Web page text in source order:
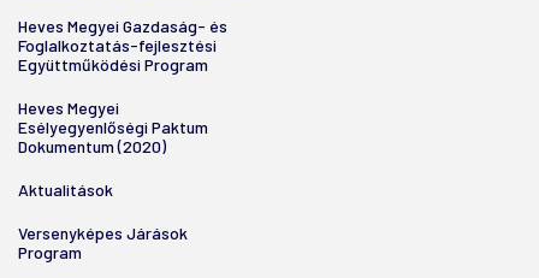
Heves Megyei Gazdaság- és
Foglalkoztatás-fejlesztési
Együttműködési Program
Heves Megyei
Esélyegyenlőségi Paktum
Dokumentum (2020)
Aktualitások
Versenyképes Járások
Program